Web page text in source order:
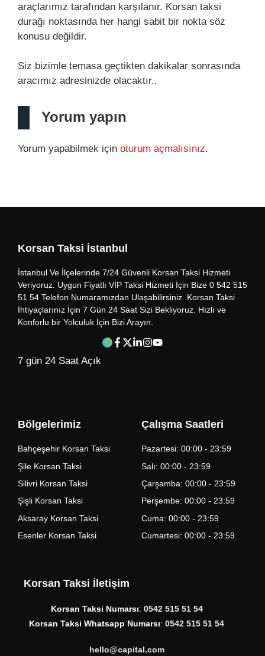
araçlarımız tarafından karşılanır. Korsan taksi
durağı noktasında her hangi sabit bir nokta söz
konusu değildir.
Siz bizimle temasa geçtikten dakikalar sonrasında
aracımız adresinizde olacaktır..
Yorum yapın
Yorum yapabilmek için oturum açmalısınız.
Korsan Taksi İstanbul
İstanbul Ve İlçelerinde 7/24 Güvenli Korsan Taksi Hizmeti
Veriyoruz. Uygun Fiyatlı VİP Taksi Hizmeti İçin Bize 0 542 515
51 54 Telefon Numaramızdan Ulaşabilirsiniz. Korsan Taksi
İhtiyaçlarınız İçin 7 Gün 24 Saat Sizi Bekliyoruz. Hızlı ve
Konforlu bir Yolculuk İçin Bizi Arayın.
7 gün 24 Saat Açık
Bölgelerimiz
Bahçeşehir Korsan Taksi
Şile Korsan Taksi
Silivri Korsan Taksi
Şişli Korsan Taksi
Aksaray Korsan Taksi
Esenler Korsan Taksi
Çalışma Saatleri
Pazartesi: 00:00 - 23:59
Salı: 00:00 - 23:59
Çarşamba: 00:00 - 23:59
Perşembe: 00:00 - 23:59
Cuma: 00:00 - 23:59
Cumartesi: 00:00 - 23:59
Korsan Taksi İletişim
Korsan Taksi Numarsı: 0542 515 51 54
Korsan Taksi Whatsapp Numarsı: 0542 515 51 54
hello@capital.com